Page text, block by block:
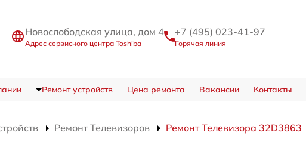
Новослободская улица, дом 4
Адрес сервисного центра Toshiba
+7 (495) 023-41-97
Горячая линия
Ремонт устройств Цена ремонта Вакансии Контакты
Ремонт Телевизоров Ремонт Телевизора 32D3863